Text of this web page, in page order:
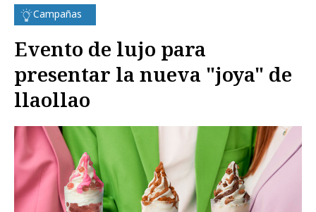
Campañas
Evento de lujo para
presentar la nueva "joya" de
llaollao